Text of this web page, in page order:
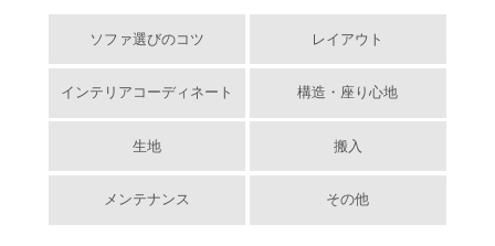
ソファ選びのコツ レイアウト
インテリアコーディネート 構造・座り心地
生地 搬入
メンテナンス その他